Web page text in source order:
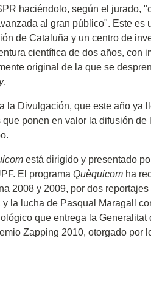
haciéndolo, según el jurado,
al gran público". Este
de Cataluña y un centro de
científica de dos años, con
original de la que se
.
la Divulgación, que este año ya
ponen en valor la difusión
está dirigido y presentado
El programa Quèquicom ha
2008 y 2009, por dos
y la lucha de Pasqual Maragall
que entrega la
Zapping 2010, otorgado por